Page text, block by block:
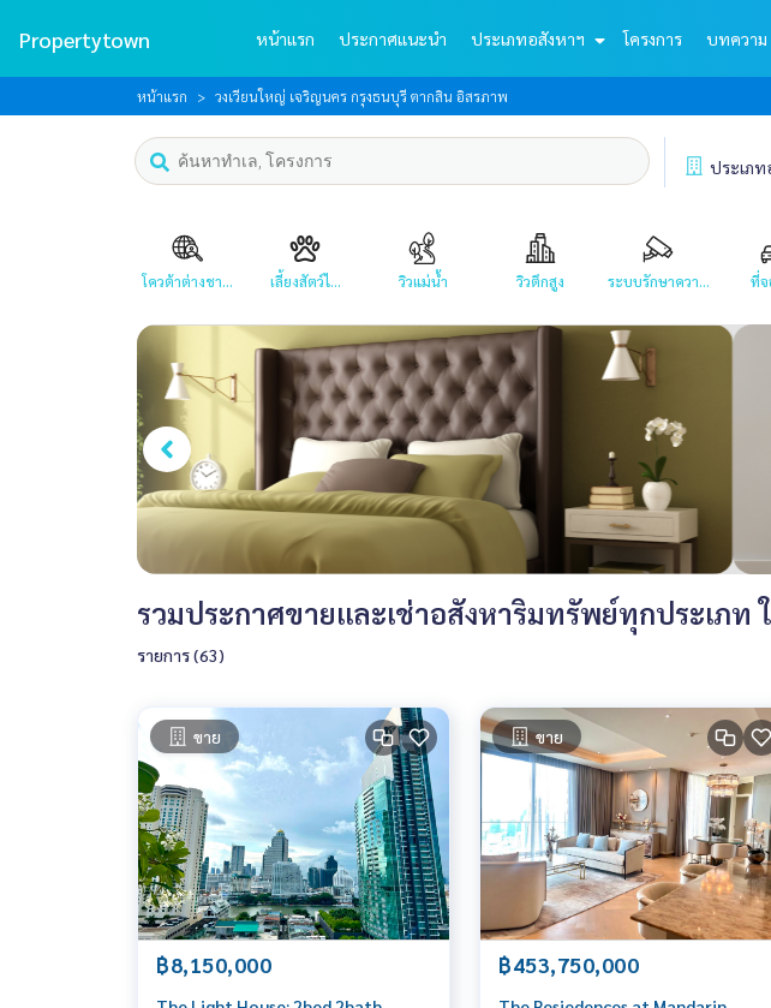
Propertytown หน้าแรก ประกาศแนะนำ ประเภทอสังหาฯ โครงการ บทความ
หน้าแรก วงเวียนใหญ่ เจริญนคร กรุงธนบุรี ตากสิน อิสรภาพ
ประเภท
โควต้าต่างชา... เลี้ยงสัตว์ไ... วิวแม่น้ำ วิวตึกสูง ระบบรักษาควา... ที่จ
รวมประกาศขายและเช่าอสังหาริมทรัพย์ทุกประเภท
รายการ (63)
ขาย
฿8,150,000
ขาย
฿453,750,000